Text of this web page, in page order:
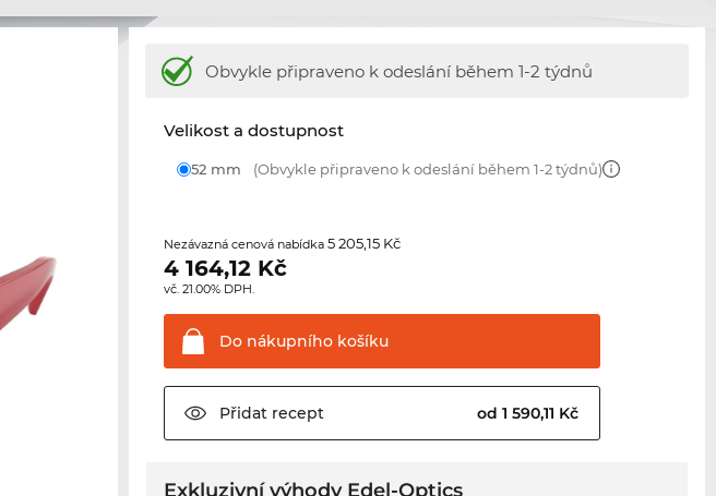
Obvykle připraveno k odeslání během 1-2 týdnů
Velikost a dostupnost
52 mm (Obvykle připraveno k odeslání během 1-2 týdnů)
Nezávazná cenová nabídka5 205,15 Kč
4 164,12 Kč
vč. 21.00% DPH.
Do nákupního košíku
Přidat recept od 1 590,11 Kč
Exkluzivní výhody Edel-Optics